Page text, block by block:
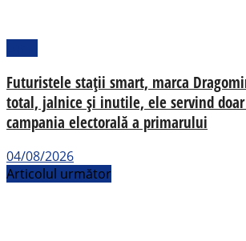
Futuristele stații smart, marca
total, jalnice și inutile, ele servind
campania electorală a primarului
04/08/2026
Articolul următor